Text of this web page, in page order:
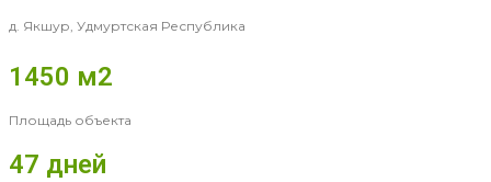
д. Якшур, Удмуртская Республика
1450 м2
Площадь объекта
47 дней